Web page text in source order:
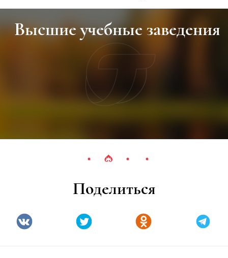
Высшие учебные заведения
Поделиться